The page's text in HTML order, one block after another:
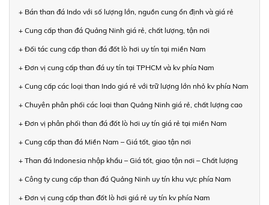
+ Bán than đá Indo với số lượng lớn, nguồn cung ổn định và giá rẻ
+ Cung cấp than đá Quảng Ninh giá rẻ, chất lượng, tận nơi
+ Đối tác cung cấp than đá đốt lò hơi uy tín tại miền Nam
+ Đơn vị cung cấp than đá uy tín tại TPHCM và kv phía Nam
+ Cung cấp các loại than Indo giá rẻ với trữ lượng lớn nhỏ kv phía Nam
+ Chuyên phân phối các loại than Quảng Ninh giá rẻ, chất lượng cao
+ Đơn vị phân phối than đá đốt lò hơi uy tín giá rẻ tại miền Nam
+ Cung cấp than đá Miền Nam – Giá tốt, giao tận nơi
+ Than đá Indonesia nhập khẩu – Giá tốt, giao tận nơi – Chất lượng
+ Công ty cung cấp than đá Quảng Ninh uy tín khu vực phía Nam
+ Đơn vị cung cấp than đốt lò hơi giá rẻ uy tín kv phía Nam